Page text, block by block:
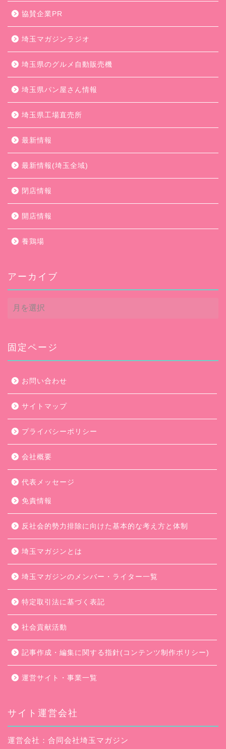
協賛企業PR
埼玉マガジンラジオ
埼玉県のグルメ自動販売機
埼玉県パン屋さん情報
埼玉県工場直売所
最新情報
最新情報(埼玉全域)
閉店情報
開店情報
養鶏場
アーカイブ
ア
ー
ブ
固定ページ
お問い合わせ
サイトマップ
プライバシーポリシー
会社概要
代表メッセージ
免責情報
反社会的勢力排除に向けた基本的な考え方と体制
埼玉マガジンとは
埼玉マガジンのメンバー・ライター一覧
特定取引法に基づく表記
社会貢献活動
記事作成・編集に関する指針(コンテンツ制作ポリシー)
運営サイト・事業一覧
サイト運営会社
運営会社：合同会社埼玉マガジン